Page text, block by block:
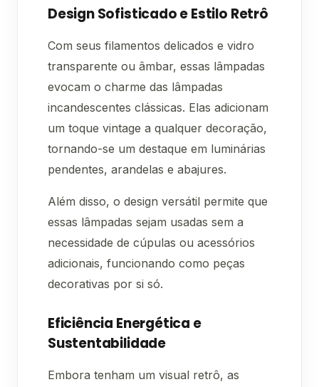
Design Sofisticado e Estilo Retrô
Com seus filamentos delicados e vidro
transparente ou âmbar, essas lâmpadas
evocam o charme das lâmpadas
incandescentes clássicas. Elas adicionam
um toque vintage a qualquer decoração,
tornando-se um destaque em luminárias
pendentes, arandelas e abajures.
Além disso, o design versátil permite que
essas lâmpadas sejam usadas sem a
necessidade de cúpulas ou acessórios
adicionais, funcionando como peças
decorativas por si só.
Eficiência Energética e
Sustentabilidade
Embora tenham um visual retrô, as